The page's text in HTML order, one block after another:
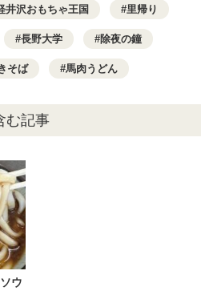
井沢おもちゃ王国 里帰り
長野大学 除夜の鐘
そば 馬肉うどん
む記事
ウ